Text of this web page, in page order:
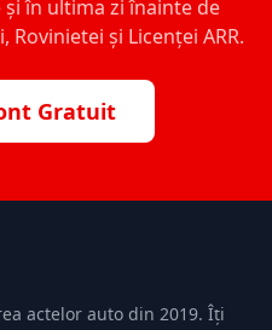
și în ultima zi înainte de
Rovinietei și Licenței ARR.
Gratuit
actelor auto din 2019. Îți